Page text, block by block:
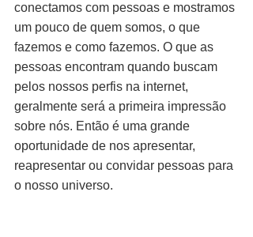
conectamos com pessoas e mostramos
um pouco de quem somos, o que
fazemos e como fazemos. O que as
pessoas encontram quando buscam
pelos nossos perfis na internet,
geralmente será a primeira impressão
sobre nós. Então é uma grande
oportunidade de nos apresentar,
reapresentar ou convidar pessoas para
o nosso universo.